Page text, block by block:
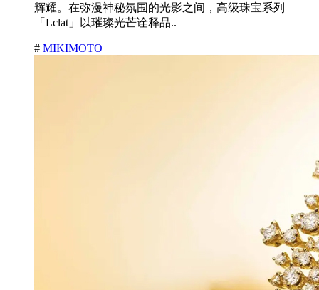
辉耀。在弥漫神秘氛围的光影之间，高级珠宝系列
「Lclat」以璀璨光芒诠释品..
# MIKIMOTO